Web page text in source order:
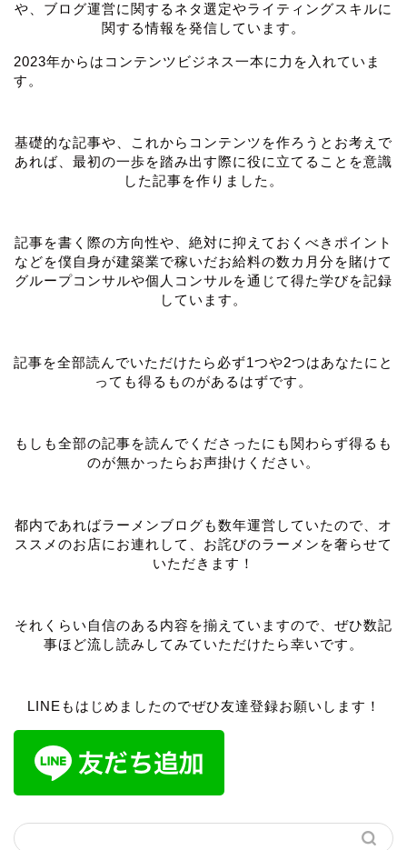
や、ブログ運営に関するネタ選定やライティングスキルに
関する情報を発信しています。
2023年からはコンテンツビジネス一本に力を入れていま
す。
基礎的な記事や、これからコンテンツを作ろうとお考えで
あれば、最初の一歩を踏み出す際に役に立てることを意識
した記事を作りました。
記事を書く際の方向性や、絶対に抑えておくべきポイント
などを僕自身が建築業で稼いだお給料の数カ月分を賭けて
グループコンサルや個人コンサルを通じて得た学びを記録
しています。
記事を全部読んでいただけたら必ず1つや2つはあなたにと
っても得るものがあるはずです。
もしも全部の記事を読んでくださったにも関わらず得るも
のが無かったらお声掛けください。
都内であればラーメンブログも数年運営していたので、オ
ススメのお店にお連れして、お詫びのラーメンを奢らせて
いただきます！
それくらい自信のある内容を揃えていますので、ぜひ数記
事ほど流し読みしてみていただけたら幸いです。
LINEもはじめましたのでぜひ友達登録お願いします！